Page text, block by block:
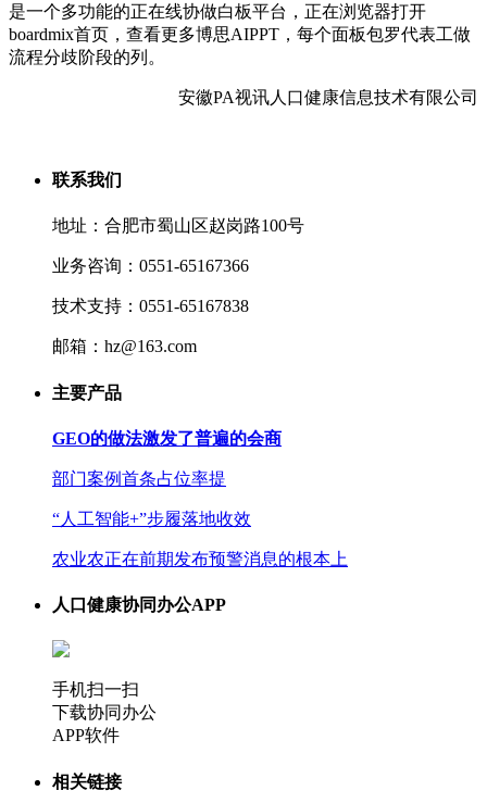
是一个多功能的正在线协做白板平台，正在浏览器打开
boardmix首页，查看更多博思AIPPT，每个面板包罗代表工做
流程分歧阶段的列。
安徽PA视讯人口健康信息技术有限公司
联系我们
地址：合肥市蜀山区赵岗路100号
业务咨询：0551-65167366
技术支持：0551-65167838
邮箱：hz@163.com
主要产品
GEO的做法激发了普遍的会商
部门案例首条占位率提
“人工智能+”步履落地收效
农业农正在前期发布预警消息的根本上
人口健康协同办公APP
手机扫一扫
下载协同办公
APP软件
相关链接